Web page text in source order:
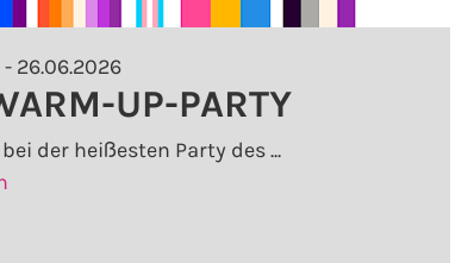
26.06.2026
UP-PARTY
der heißesten Party des ...
[CSD-